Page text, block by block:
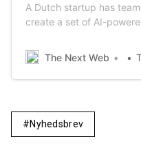
A Dutch startup has
create a set of AI-
visual information from
and public transport, and
loud. It can read text
The Next Web
Nyhedsbrev